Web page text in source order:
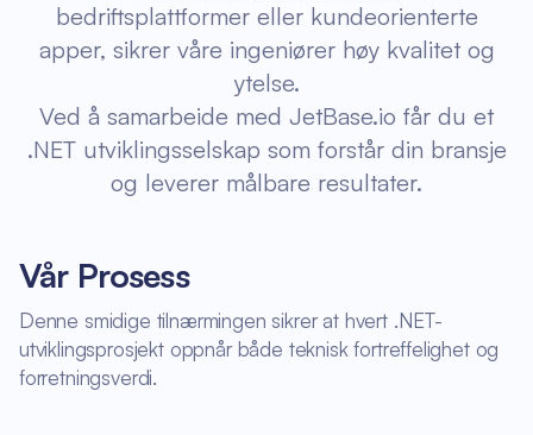
bedriftsplattformer eller kundeorienterte
apper, sikrer våre ingeniører høy kvalitet og
ytelse.
Ved å samarbeide med JetBase.io får du et
.NET utviklingsselskap som forstår din bransje
og leverer målbare resultater.
Vår Prosess
Denne smidige tilnærmingen sikrer at hvert .NET-
utviklingsprosjekt oppnår både teknisk fortreffelighet og
forretningsverdi.